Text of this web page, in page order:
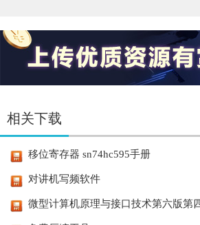
相关下载
移位寄存器 sn74hc595手册
对讲机写频软件
微型计算机原理与接口技术第六版第